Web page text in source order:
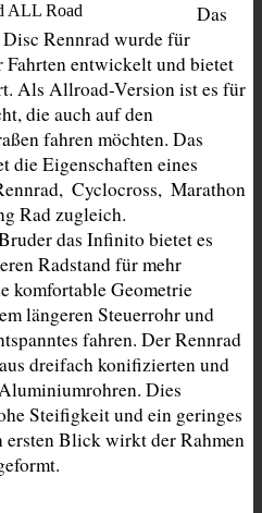
Das
Rennrad wurde für
Fahrten entwickelt und bietet
Als Allroad-Version ist es für
die auch auf den
fahren möchten. Das
die Eigenschaften eines
Cyclocross,  Marathon
Rad zugleich.
das Infinito bietet es
Radstand für mehr
komfortable Geometrie
längeren Steuerrohr und
fahren. Der Rennrad
dreifach konifizierten und
Dies
Steifigkeit und ein geringes
ersten Blick wirkt der Rahmen